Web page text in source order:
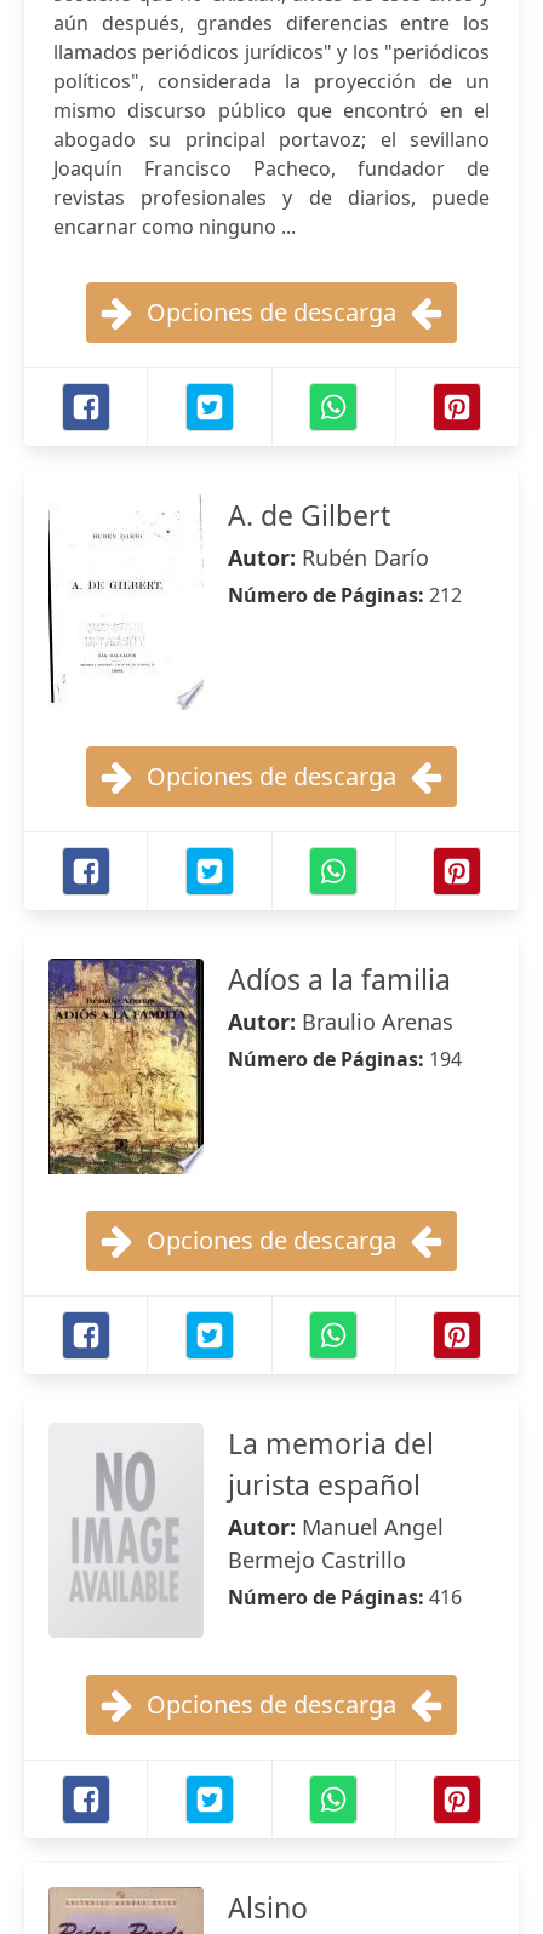
aún después, grandes diferencias entre los
llamados periódicos jurídicos" y los "periódicos
políticos", considerada la proyección de un
mismo discurso público que encontró en el
abogado su principal portavoz; el sevillano
Joaquín Francisco Pacheco, fundador de
revistas profesionales y de diarios, puede
encarnar como ninguno ...
Opciones de descarga
A. de Gilbert
Autor: Rubén Darío
Número de Páginas: 212
Opciones de descarga
Adíos a la familia
Autor: Braulio Arenas
Número de Páginas: 194
Opciones de descarga
La memoria del
jurista español
Autor: Manuel Angel
Bermejo Castrillo
Número de Páginas: 416
Opciones de descarga
Alsino